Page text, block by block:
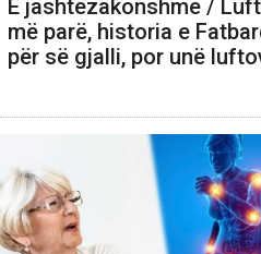
E jashtëzakonshme /
më parë, historia e
për së gjalli, por unë